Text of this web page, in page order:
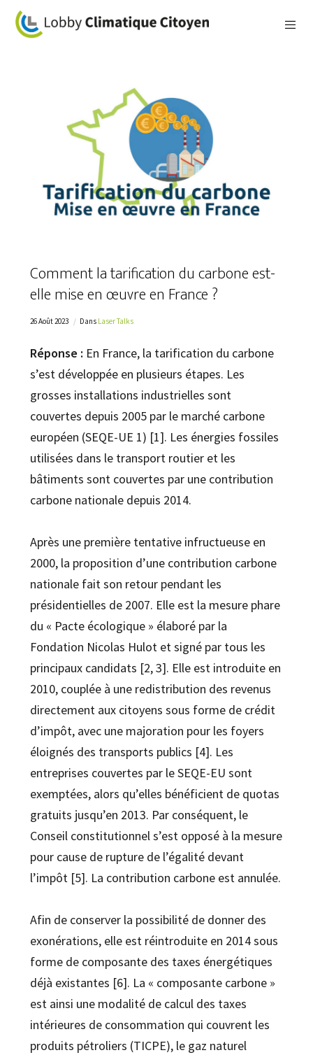
Comment la tarification du carbone est-
elle mise en œuvre en France ?
26 Août 2023 Dans Laser Talks
Réponse : En France, la tarification du carbone
s’est développée en plusieurs étapes. Les
grosses installations industrielles sont
couvertes depuis 2005 par le marché carbone
européen (SEQE-UE 1) [1]. Les énergies fossiles
utilisées dans le transport routier et les
bâtiments sont couvertes par une contribution
carbone nationale depuis 2014.
Après une première tentative infructueuse en
2000, la proposition d’une contribution carbone
nationale fait son retour pendant les
présidentielles de 2007. Elle est la mesure phare
du « Pacte écologique » élaboré par la
Fondation Nicolas Hulot et signé par tous les
principaux candidats [2, 3]. Elle est introduite en
2010, couplée à une redistribution des revenus
directement aux citoyens sous forme de crédit
d’impôt, avec une majoration pour les foyers
éloignés des transports publics [4]. Les
entreprises couvertes par le SEQE-EU sont
exemptées, alors qu’elles bénéficient de quotas
gratuits jusqu’en 2013. Par conséquent, le
Conseil constitutionnel s’est opposé à la mesure
pour cause de rupture de l’égalité devant
l’impôt [5]. La contribution carbone est annulée.
Afin de conserver la possibilité de donner des
exonérations, elle est réintroduite en 2014 sous
forme de composante des taxes énergétiques
déjà existantes [6]. La « composante carbone »
est ainsi une modalité de calcul des taxes
intérieures de consommation qui couvrent les
produits pétroliers (TICPE), le gaz naturel